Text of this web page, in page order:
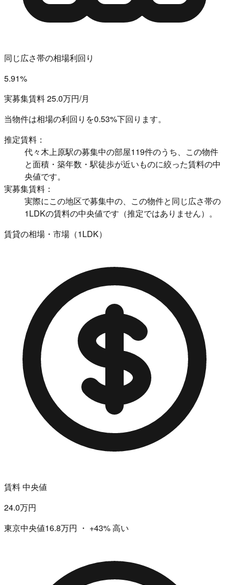
同じ広さ帯の相場利回り
5.91%
実募集賃料 25.0万円/月
当物件は相場の利回りを0.53%下回ります。
推定賃料：
代々木上原駅の募集中の部屋119件のうち、この物件
と面積・築年数・駅徒歩が近いものに絞った賃料の中
央値です。
実募集賃料：
実際にこの地区で募集中の、この物件と同じ広さ帯の
1LDKの賃料の中央値です（推定ではありません）。
賃貸の相場・市場（1LDK）
賃料 中央値
24.0万円
東京中央値16.8万円 ・ +43%高い